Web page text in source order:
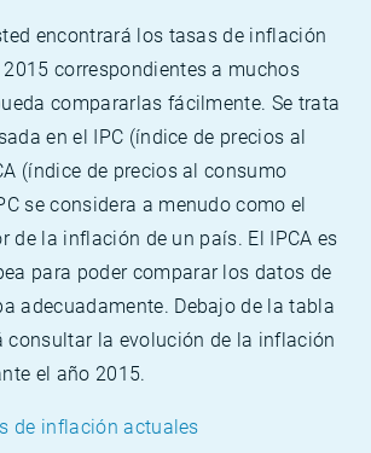
encontrará los tasas de inflación
correspondientes a muchos
compararlas fácilmente. Se trata
en el IPC (índice de precios al
(índice de precios al consumo
se considera a menudo como el
de la inflación de un país. El IPCA es
para poder comparar los datos de
adecuadamente. Debajo de la tabla
consultar la evolución de la inflación
el año 2015.
de inflación actuales